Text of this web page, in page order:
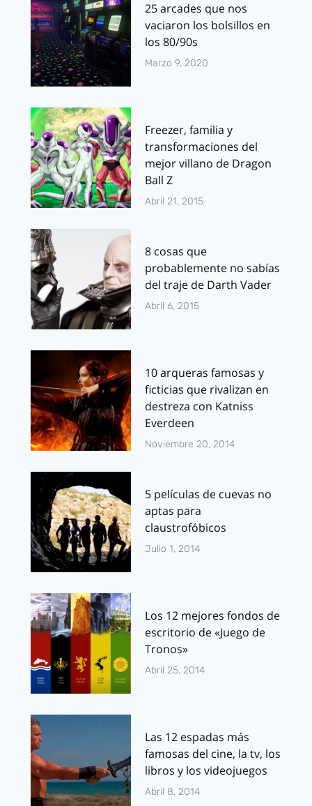
25 arcades que nos
vaciaron los bolsillos en
los 80/90s
Marzo 9, 2020
Freezer, familia y
transformaciones del
mejor villano de Dragon
Ball Z
Abril 21, 2015
8 cosas que
probablemente no sabías
del traje de Darth Vader
Abril 6, 2015
10 arqueras famosas y
ficticias que rivalizan en
destreza con Katniss
Everdeen
Noviembre 20, 2014
5 películas de cuevas no
aptas para
claustrofóbicos
Julio 1, 2014
Los 12 mejores fondos de
escritorio de «Juego de
Tronos»
Abril 25, 2014
Las 12 espadas más
famosas del cine, la tv, los
libros y los videojuegos
Abril 8, 2014